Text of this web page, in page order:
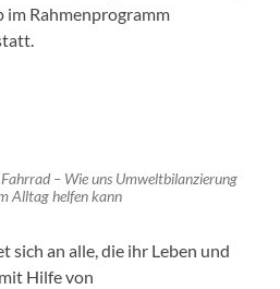
im Rahmenprogramm
– Wie uns Umweltbilanzierung
Alltag helfen kann
sich an alle, die ihr Leben und
Hilfe von